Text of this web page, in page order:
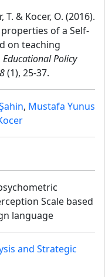
T. & Kocer, O. (2016).
of a Self-
on teaching
Educational Policy
(1), 25-37.
, Mustafa Yunus
Scale based
language
and Strategic